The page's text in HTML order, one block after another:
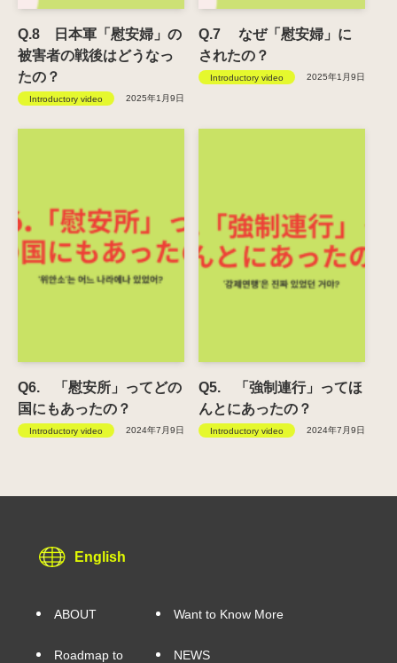
Q.8 日本軍「慰安婦」の
被害者の戦後はどうなっ
たの？
Introductory video 2025年1月9日
Q.7 なぜ「慰安婦」に
されたの？
Introductory video 2025年1月9日
Q6. 「慰安所」ってどの
国にもあったの？
Introductory video 2024年7月9日
Q5. 「強制連行」ってほ
んとにあったの？
Introductory video 2024年7月9日
English
ABOUT Want to Know More
Roadmap to
NEWS